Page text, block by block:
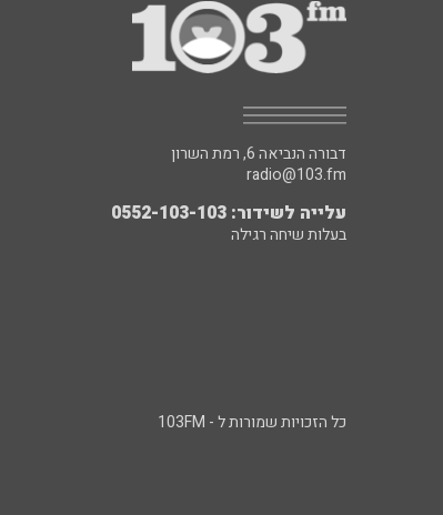
דבורה הנביאה 6, רמת השרון
radio@103.fm
עלייה לשידור: 0552-103-103
בעלות שיחה רגילה
כל הזכויות שמורות ל - 103FM